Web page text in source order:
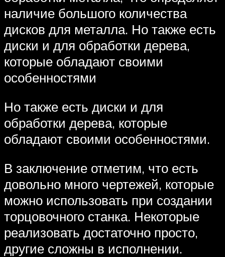
наличие большого количества
дисков для металла. Но также есть
диски и для обработки дерева,
которые обладают своими
особенностями
Но также есть диски и для
обработки дерева, которые
обладают своими особенностями.
В заключение отметим, что есть
довольно много чертежей, которые
можно использовать при создании
торцовочного станка. Некоторые
реализовать достаточно просто,
другие сложны в исполнении.